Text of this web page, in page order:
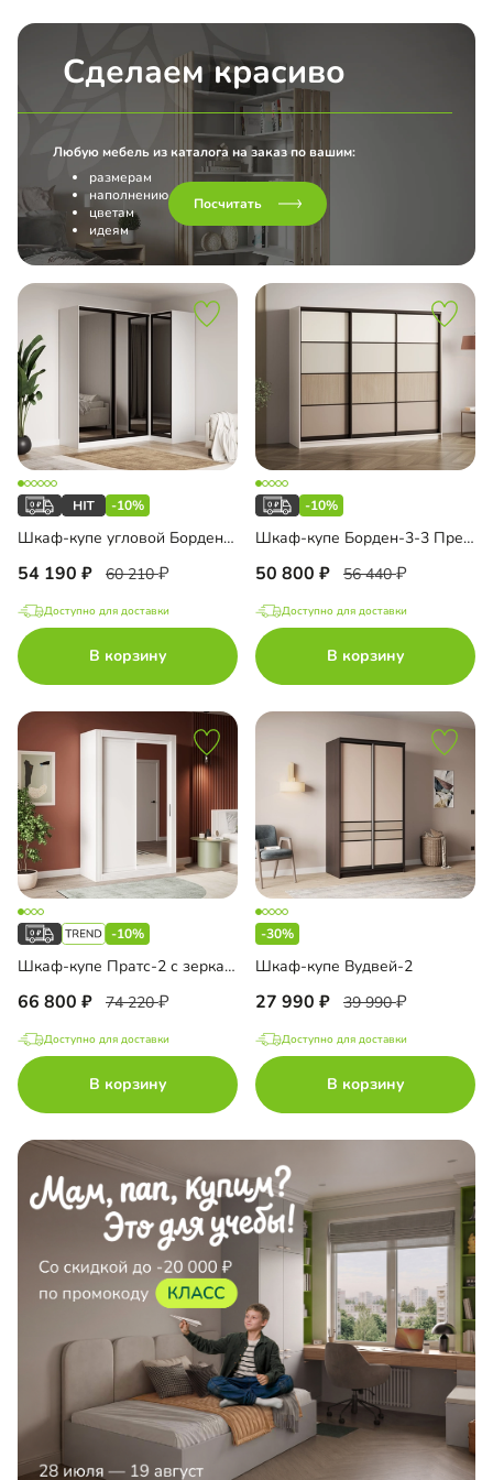
Сделаем красиво
Любую мебель из каталога на заказ по вашим:
размерам
наполнению
цветам
идеям
Посчитать
-10%
Шкаф-купе угловой Борден-5-5 1200
54 190 60 210
Доступно для доставки
В корзину
-10%
Шкаф-купе Борден-3-3 Премиум
50 800 56 440
Доступно для доставки
В корзину
-10%
Шкаф-купе Пратс-2 с зеркалом
66 800 74 220
Доступно для доставки
В корзину
-30%
Шкаф-купе Вудвей-2
27 990 39 990
Доступно для доставки
В корзину